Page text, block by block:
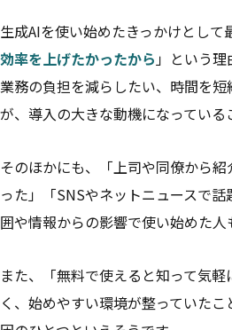
生成AIを使い始めたきっかけとして
効率を上げたかったから」という理
業務の負担を減らしたい、時間を
が、導入の大きな動機になっている
そのほかにも、「上司や同僚から
った」「SNSやネットニュースで
囲や情報からの影響で使い始めた人
また、「無料で使えると知って気
く、始めやすい環境が整っていた